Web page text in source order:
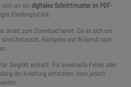
um ein digitales Schnittmuster im PDF-
Kleidungsstück.
direkt zum Download bereit. Da es sich um
Umtausch, Rückgabe und Widerruf nach
Sorgfalt erstellt. Für eventuelle Fehler oder
der Anleitung entstehen, kann jedoch